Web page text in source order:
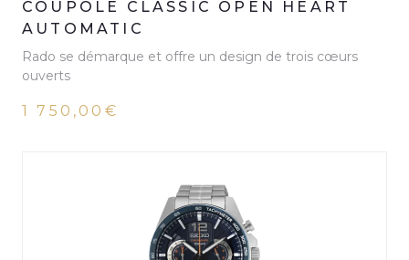
COUPOLE CLASSIC OPEN HEART
AUTOMATIC
Rado se démarque et offre un design de trois cœurs
ouverts
1 750,00€